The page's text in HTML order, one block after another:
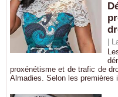
|
proxénétisme et de trafic de
Almadies. Selon les premières